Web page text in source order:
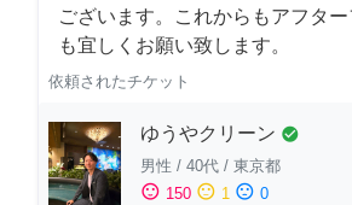
ございます。これからもアフタ
も宜しくお願い致します。
依頼されたチケット
ゆうやクリーン check_circle
男性 / 40代 / 東京都
sentiment_satisfied 150 sentiment_neutral 1 sentiment_dissatisfied 0